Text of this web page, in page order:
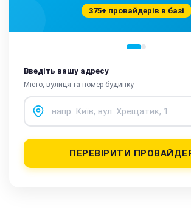
375+ провайдерів в базі
Введіть вашу адресу
Місто, вулиця та номер будинку
ПЕРЕВІРИТИ